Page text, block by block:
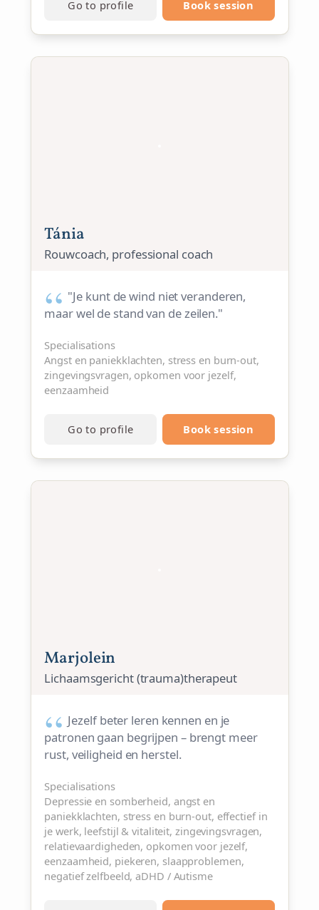
Go to profile Book session
Tánia
Rouwcoach, professional coach
"Je kunt de wind niet veranderen,
maar wel de stand van de zeilen."
Specialisations
Angst en paniekklachten, stress en burn-out,
zingevingsvragen, opkomen voor jezelf,
eenzaamheid
Go to profile Book session
Marjolein
Lichaamsgericht (trauma)therapeut
Jezelf beter leren kennen en je
patronen gaan begrijpen – brengt meer
rust, veiligheid en herstel.
Specialisations
Depressie en somberheid, angst en
paniekklachten, stress en burn-out, effectief in
je werk, leefstijl & vitaliteit, zingevingsvragen,
relatievaardigheden, opkomen voor jezelf,
eenzaamheid, piekeren, slaapproblemen,
negatief zelfbeeld, aDHD / Autisme